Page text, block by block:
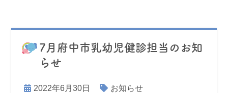
7月府中市乳幼児健診担当のお知
らせ
2022年6月30日 お知らせ